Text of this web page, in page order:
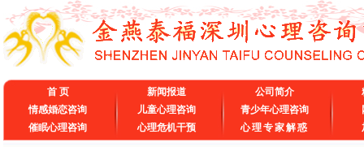
首 页 新闻报道 公司简介
情感婚恋咨询
儿童心理咨询 青少年心理咨询
催眠心理咨询
心理危机干预 心理专家解惑